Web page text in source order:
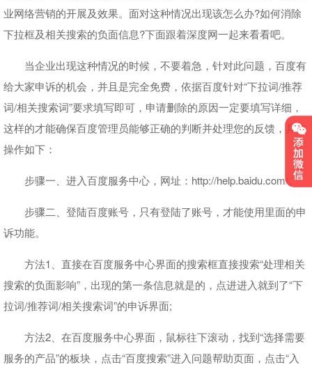
业网络营销的开展及效果。面对这种情况出现该怎么办?如何消除
下拉框及相关搜索的负面信息?下面跟着深度网一起来看看吧。
当企业出现这种情况的时候，不要着急，针对此问题，百度有
给大家申诉的机会，并且是完全免费，依据百度针对“下拉词/推荐
词/相关搜索词”要求填写即可，申请删除的原因一定要填写详细，
这样的才能确保百度管理员能够正确的判断并处理您的反馈，具体
操作如下：
步骤一、进入百度服务中心，网址：http://help.baidu.com/。
步骤二、登陆百度账号，只有登陆了账号，才能使用里面的申
诉功能。
方法1、直接在百度服务中心界面的搜索框直接搜索“处理相关
搜索的负面影响”，出现的第一条信息就是的，点进进入就到了“下
拉词/推荐词/相关搜索词”的申诉界面;
方法2、在百度服务中心界面，鼠标往下滚动，找到“选择需要
服务的产品”的板块，点击“百度搜索”进入问题帮助页面，点击“入